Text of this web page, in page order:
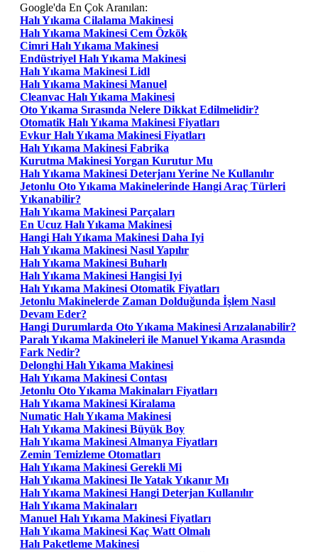
Google'da En Çok Aranılan:
Halı Yıkama Cilalama Makinesi
Halı Yıkama Makinesi Cem Özkök
Cimri Halı Yıkama Makinesi
Endüstriyel Halı Yıkama Makinesi
Halı Yıkama Makinesi Lidl
Halı Yıkama Makinesi Manuel
Cleanvac Halı Yıkama Makinesi
Oto Yıkama Sırasında Nelere Dikkat Edilmelidir?
Otomatik Halı Yıkama Makinesi Fiyatları
Evkur Halı Yıkama Makinesi Fiyatları
Halı Yıkama Makinesi Fabrika
Kurutma Makinesi Yorgan Kurutur Mu
Halı Yıkama Makinesi Deterjanı Yerine Ne Kullanılır
Jetonlu Oto Yıkama Makinelerinde Hangi Araç Türleri
Yıkanabilir?
Halı Yıkama Makinesi Parçaları
En Ucuz Halı Yıkama Makinesi
Hangi Halı Yıkama Makinesi Daha Iyi
Halı Yıkama Makinesi Nasıl Yapılır
Halı Yıkama Makinesi Buharlı
Halı Yıkama Makinesi Hangisi Iyi
Halı Yıkama Makinesi Otomatik Fiyatları
Jetonlu Makinelerde Zaman Dolduğunda İşlem Nasıl
Devam Eder?
Hangi Durumlarda Oto Yıkama Makinesi Arızalanabilir?
Paralı Yıkama Makineleri ile Manuel Yıkama Arasında
Fark Nedir?
Delonghi Halı Yıkama Makinesi
Halı Yıkama Makinesi Contası
Jetonlu Oto Yıkama Makinaları Fiyatları
Halı Yıkama Makinesi Kiralama
Numatic Halı Yıkama Makinesi
Halı Yıkama Makinesi Büyük Boy
Halı Yıkama Makinesi Almanya Fiyatları
Zemin Temizleme Otomatları
Halı Yıkama Makinesi Gerekli Mi
Halı Yıkama Makinesi Ile Yatak Yıkanır Mı
Halı Yıkama Makinesi Hangi Deterjan Kullanılır
Halı Yıkama Makinaları
Manuel Halı Yıkama Makinesi Fiyatları
Halı Yıkama Makinesi Kaç Watt Olmalı
Halı Paketleme Makinesi